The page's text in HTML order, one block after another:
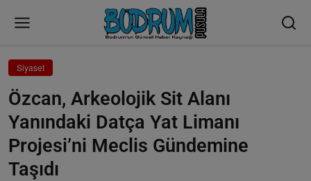
Siyaset
Özcan, Arkeolojik Sit Alanı
Yanındaki Datça Yat Limanı
Projesi’ni Meclis Gündemine
Taşıdı